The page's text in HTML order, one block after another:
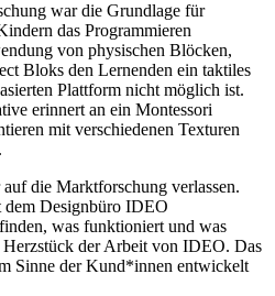
war die Grundlage für
das Programmieren
von physischen Blöcken,
Bloks den Lernenden ein taktiles
Plattform nicht möglich ist.
erinnert an ein Montessori
mit verschiedenen Texturen
die Marktforschung verlassen.
dem Designbüro IDEO
was funktioniert und was
der Arbeit von IDEO. Das
Sinne der Kund*innen entwickelt